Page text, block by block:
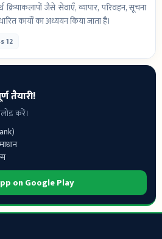
जैसे सेवाएँ, व्यापार, परिवहन, सूचना
कार्यों का अध्ययन किया जाता है।
12
तैयारी!
करें।
on Google Play